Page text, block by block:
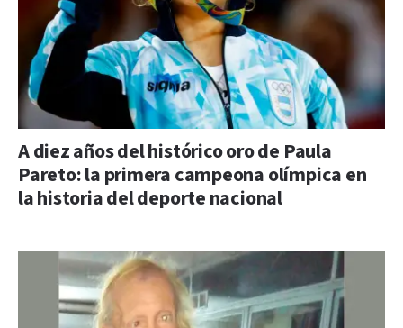
A diez años del histórico oro de Paula
Pareto: la primera campeona olímpica en
la historia del deporte nacional